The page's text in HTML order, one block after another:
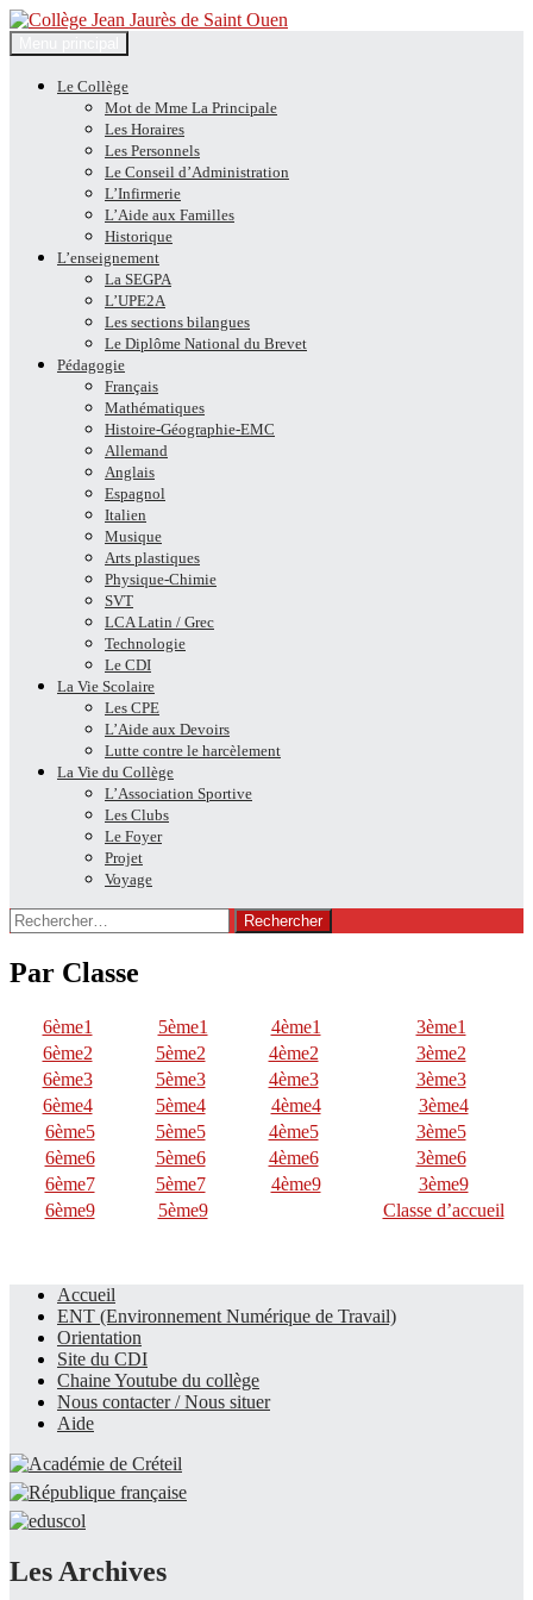
Collège Jean Jaurès de Saint
Ouen
Recherche
au
contenu
Le Collège
Mot de Mme La Principale
Les Horaires
Les Personnels
Le Conseil d’Administration
L’Infirmerie
L’Aide aux Familles
Historique
L’enseignement
La SEGPA
L’UPE2A
Les sections bilangues
Le Diplôme National du Brevet
Pédagogie
Français
Mathématiques
Histoire-Géographie-EMC
Allemand
Anglais
Espagnol
Italien
Musique
Arts plastiques
Physique-Chimie
SVT
LCA Latin / Grec
Technologie
Le CDI
La Vie Scolaire
Les CPE
L’Aide aux Devoirs
Lutte contre le harcèlement
La Vie du Collège
L’Association Sportive
Les Clubs
Le Foyer
Projet
Voyage
Rechercher :
Par Classe
6ème1 5ème1 4ème1
3ème1
6ème2
5ème2 4ème2
3ème2
6ème3
5ème3 4ème3
3ème3
6ème4
5ème4 4ème4
3ème4
6ème5
5ème5 4ème5
3ème5
6ème6
5ème6 4ème6
3ème6
6ème7
5ème7 4ème9
3ème9
6ème9
5ème9 Classe d’accueil
Le site du collège
Accueil
ENT (Environnement Numérique de Travail)
Orientation
Site du CDI
Chaine Youtube du collège
Nous contacter / Nous situer
Aide
Les Archives